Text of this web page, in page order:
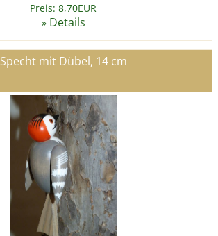
Preis: 8,70EUR
» Details
Specht mit Dübel, 14 cm